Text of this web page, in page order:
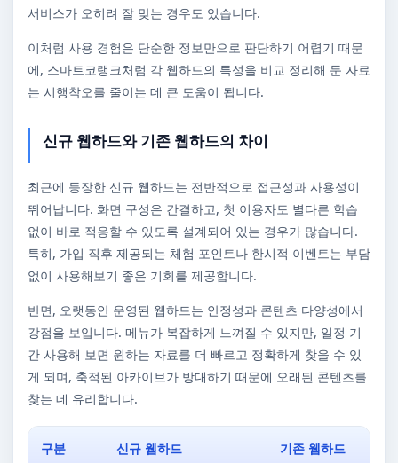
서비스가 오히려 잘 맞는 경우도 있습니다.
이처럼 사용 경험은 단순한 정보만으로 판단하기 어렵기 때문
에, 스마트코랭크처럼 각 웹하드의 특성을 비교 정리해 둔 자료
는 시행착오를 줄이는 데 큰 도움이 됩니다.
신규 웹하드와 기존 웹하드의 차이
최근에 등장한 신규 웹하드는 전반적으로 접근성과 사용성이
뛰어납니다. 화면 구성은 간결하고, 첫 이용자도 별다른 학습
없이 바로 적응할 수 있도록 설계되어 있는 경우가 많습니다.
특히, 가입 직후 제공되는 체험 포인트나 한시적 이벤트는 부담
없이 사용해보기 좋은 기회를 제공합니다.
반면, 오랫동안 운영된 웹하드는 안정성과 콘텐츠 다양성에서
강점을 보입니다. 메뉴가 복잡하게 느껴질 수 있지만, 일정 기
간 사용해 보면 원하는 자료를 더 빠르고 정확하게 찾을 수 있
게 되며, 축적된 아카이브가 방대하기 때문에 오래된 콘텐츠를
찾는 데 유리합니다.
구분 신규 웹하드 기존 웹하드